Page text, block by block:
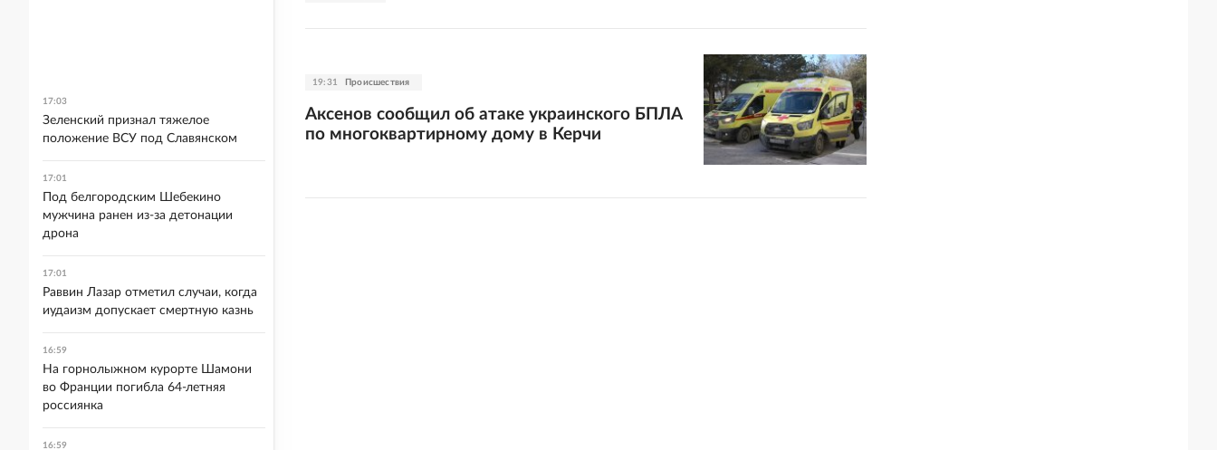
19:31 Происшествия
Аксенов сообщил об атаке украинского БПЛА
по многоквартирному дому в Керчи
17:03
Зеленский признал тяжелое
положение ВСУ под Славянском
17:01
Под белгородским Шебекино
мужчина ранен из-за детонации
дрона
17:01
Раввин Лазар отметил случаи, когда
иудаизм допускает смертную казнь
16:59
На горнолыжном курорте Шамони
во Франции погибла 64-летняя
россиянка
16:59